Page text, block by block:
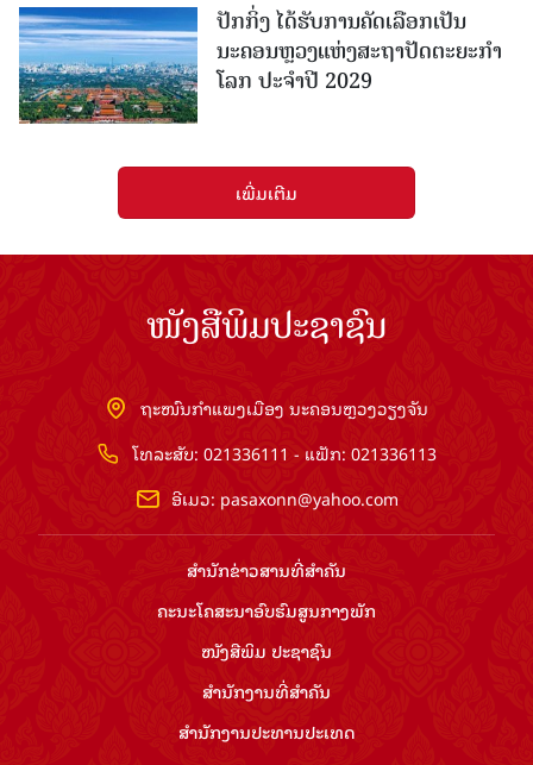
ປັກກິ່ງ ໄດ້ຮັບການຄັດເລືອກເປັນ
ນະຄອນຫຼວງແຫ່ງສະຖາປັດຕະຍະກຳ
ໂລກ ປະຈຳປີ 2029
ເພີ່ມເຕີມ
ໜັງສືພິມປະຊາຊົນ
ຖະໜົນກຳແພງເມືອງ ນະຄອນຫຼວງວຽງຈັນ
ໂທລະສັບ: 021336111 - ແຟັກ: 021336113
ອີເມວ: pasaxonn@yahoo.com
ສຳ​ນັກ​ຂ່າວ​ສານ​ທີ່​ສຳ​ຄັນ​
ຄະນະໂຄສະນາອົບຮົມ​ສູນ​ກາງ​ພັກ
ໜັງສືພິມ ປະ​ຊາ​ຊົນ
ສຳ​ນັກ​ງານ​ທີ່​ສຳ​ຄັນ
ສຳ​ນັກ​ງານ​ປະ​ທານ​ປະ​ເທດ